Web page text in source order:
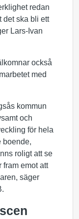
redan
det ska bli ett
Lars-Ivan
också
med
kommun
och
för hela
boende,
roligt att se
fram emot att
säger